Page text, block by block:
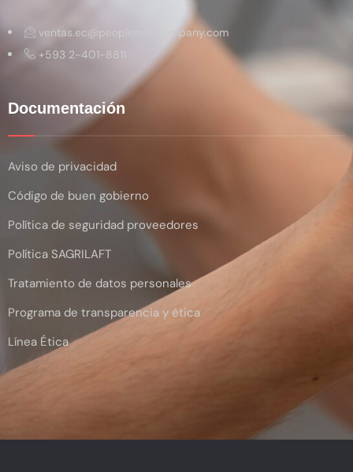
ventas.ec@peopletechcompany.com
+593 2-401-8811
Documentación
Aviso de privacidad
Código de buen gobierno
Política de seguridad proveedores
Política SAGRILAFT
Tratamiento de datos personales
Programa de transparencia y ética
Línea Ética